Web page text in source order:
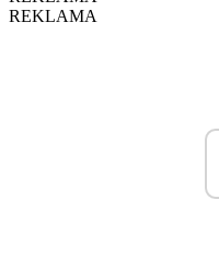
REKLAMA